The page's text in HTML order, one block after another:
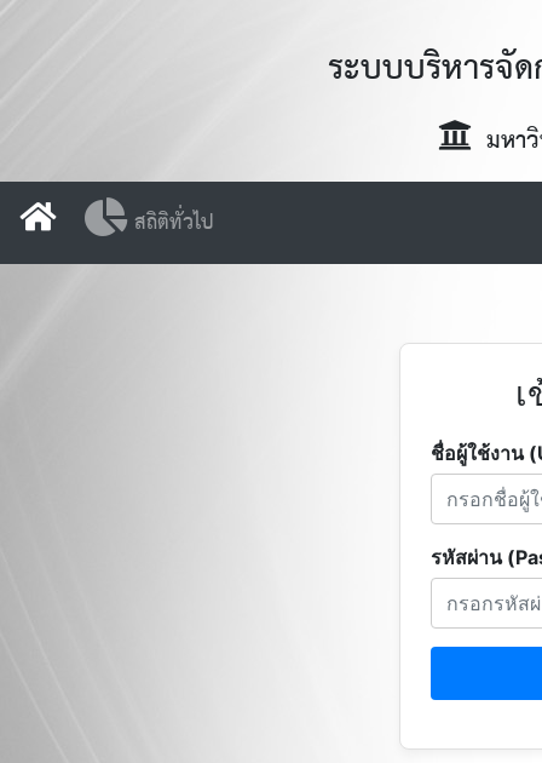
ระบบบริหารจั
มหาวิ
สถิติทั่วไป
ชื่อผู้ใช้งาน
รหัสผ่าน